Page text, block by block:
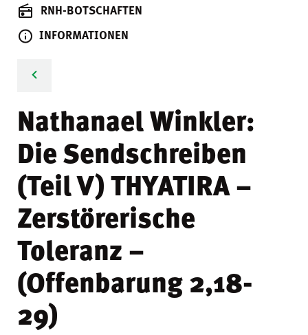
RNH-BOTSCHAFTEN
INFORMATIONEN
Nathanael Winkler:
Die Sendschreiben
(Teil V) THYATIRA –
Zerstörerische
Toleranz –
(Offenbarung 2,18-
29)